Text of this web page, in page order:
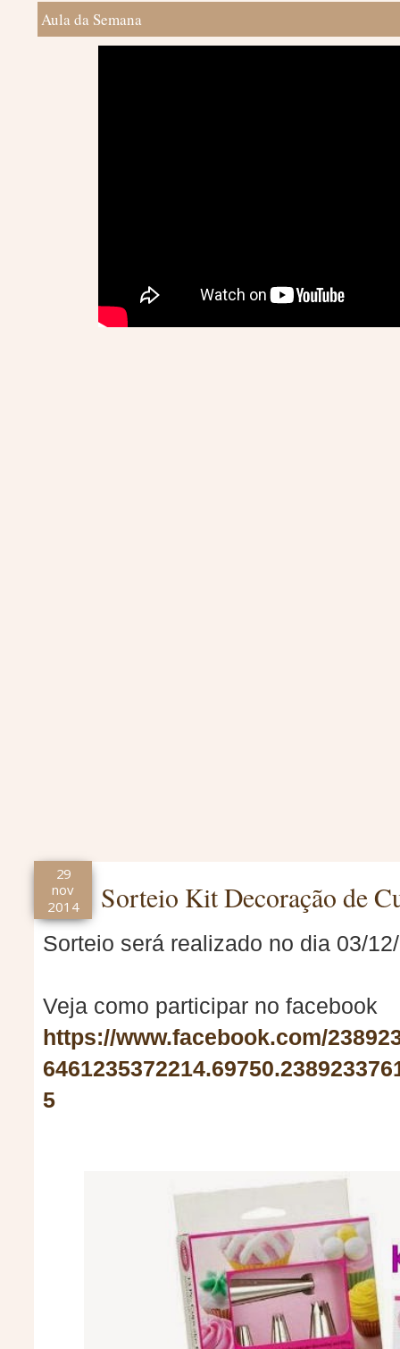
Aula da Semana
29
nov
2014
Sorteio Kit Decoração de
Sorteio será realizado no dia 03/
Veja como participar no facebook
https://www.facebook.com/
5